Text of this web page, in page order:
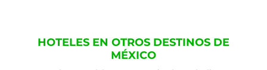
HOTELES EN OTROS DESTINOS DE
MÉXICO